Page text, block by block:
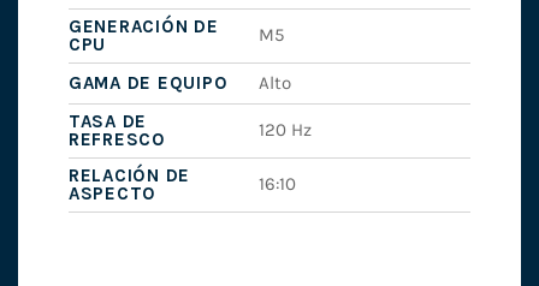
GENERACIÓN DE
CPU
M5
GAMA DE EQUIPO
Alto
TASA DE
REFRESCO
120 Hz
RELACIÓN DE
ASPECTO
16:10